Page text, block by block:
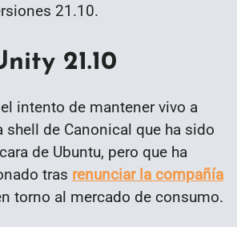
21.10.
21.10
intento de mantener vivo a
shell de Canonical que ha sido
de Ubuntu, pero que ha
tras renunciar la compañía
torno al mercado de consumo.